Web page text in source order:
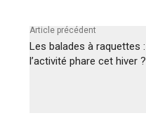
Article précédent
Les balades à raquettes :
l’activité phare cet hiver ?